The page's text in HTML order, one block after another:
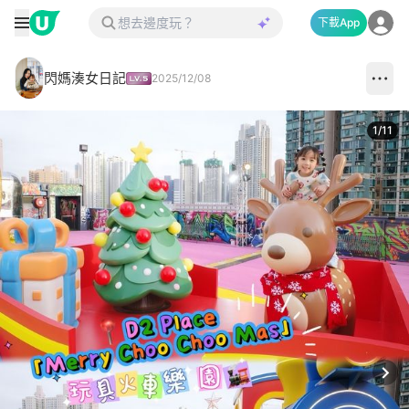
下載App
閃媽湊女日記 2025/12/08
1/11